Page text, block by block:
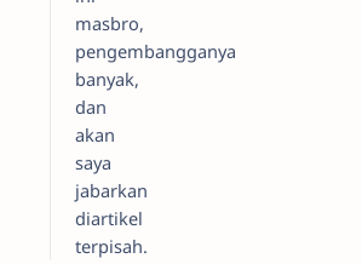
masbro,
pengembangganya
banyak,
dan
akan
saya
jabarkan
diartikel
terpisah.